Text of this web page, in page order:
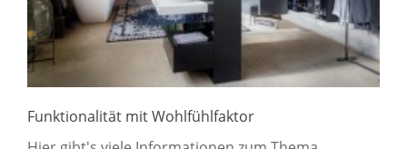
Funktionalität mit Wohlfühlfaktor